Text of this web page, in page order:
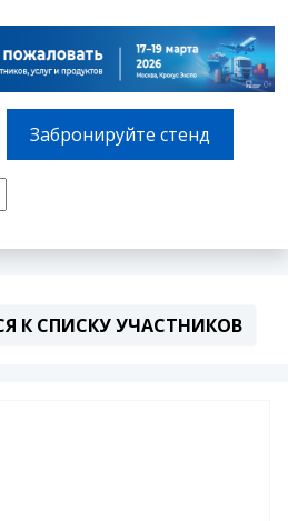
Забронируйте стенд
К СПИСКУ УЧАСТНИКОВ